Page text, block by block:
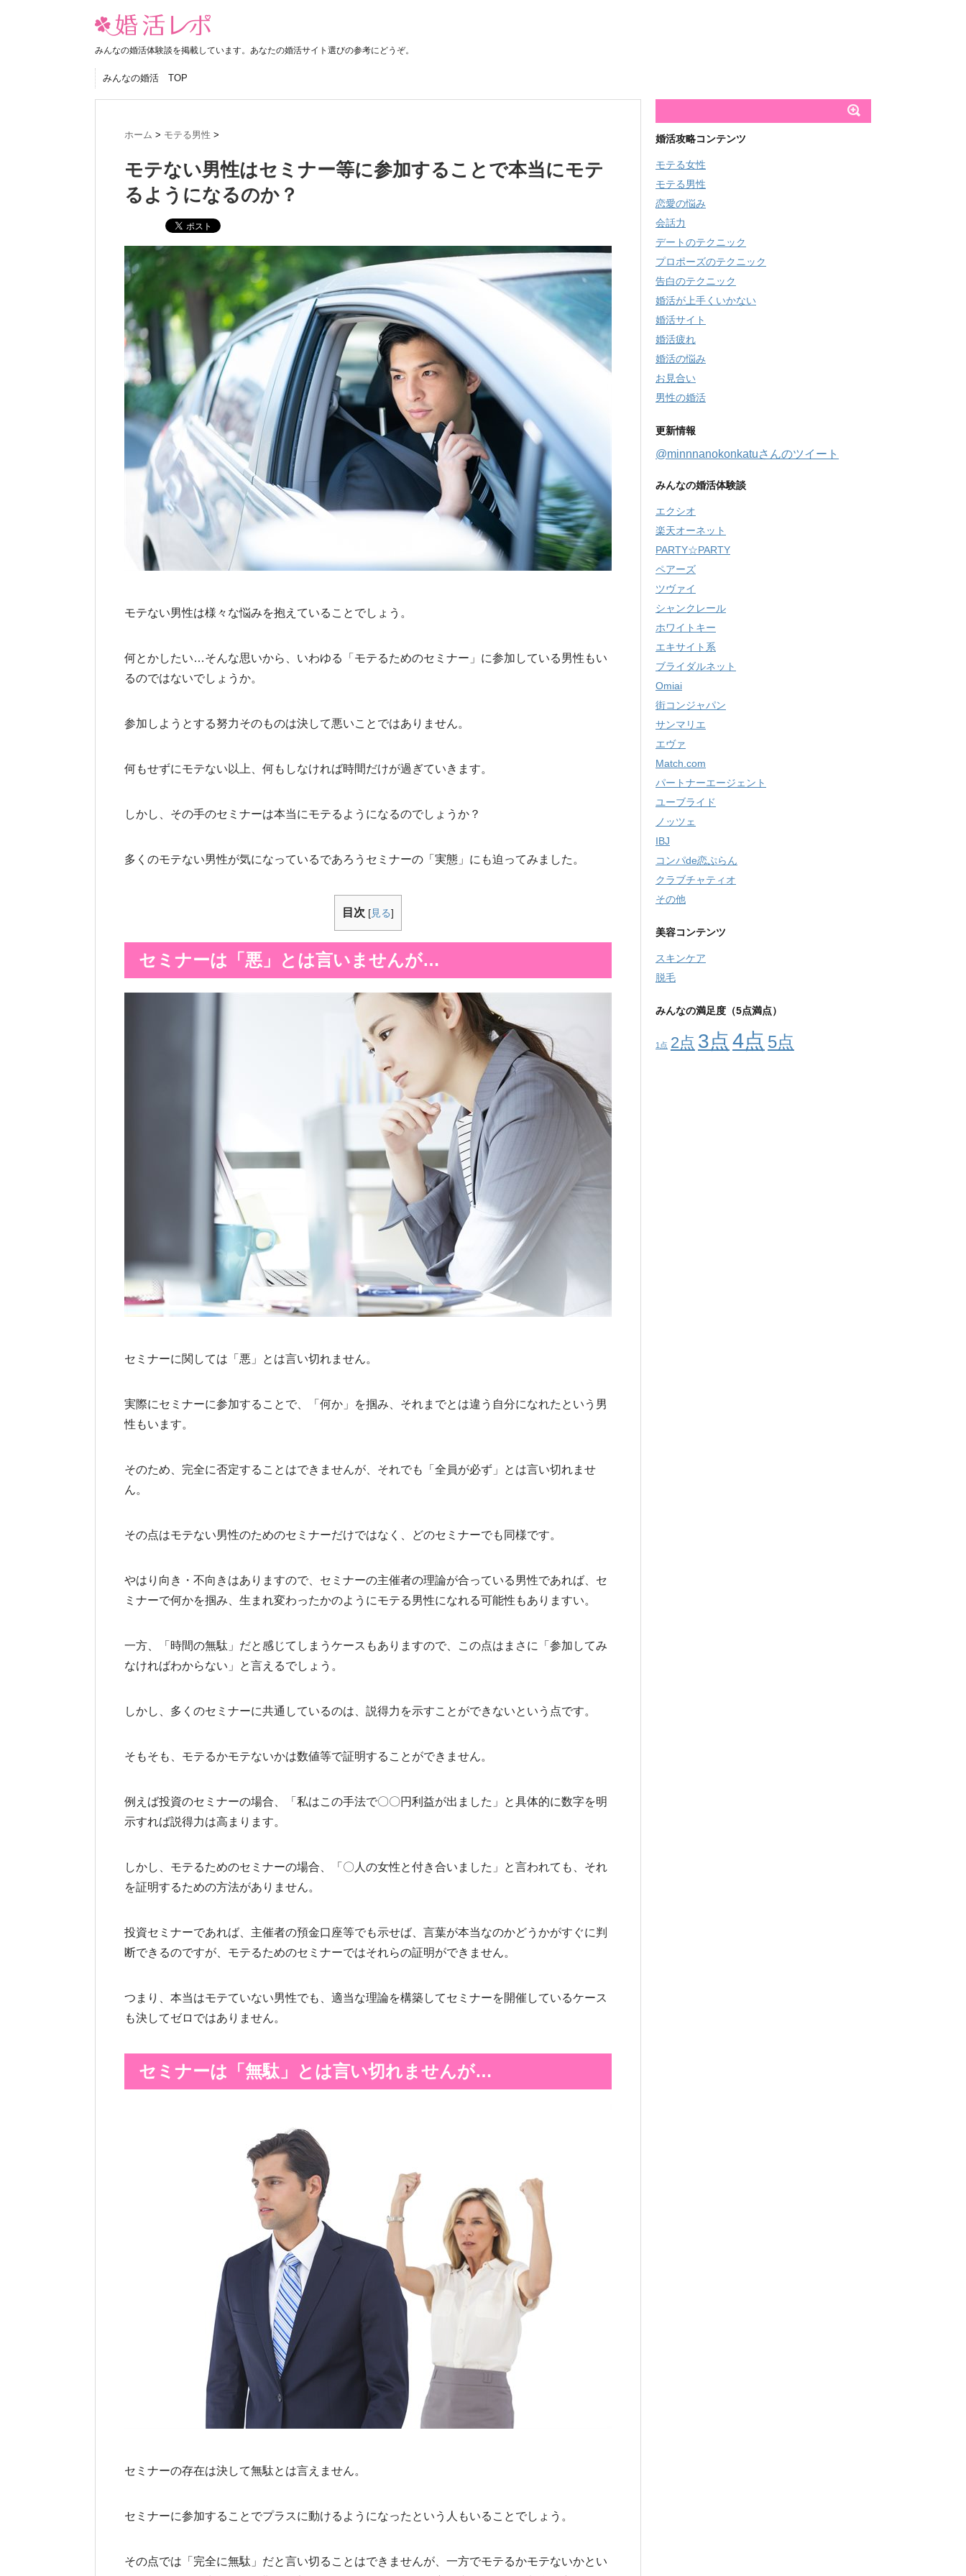
みんなの婚活体験談を掲載しています。あなたの婚活サイト選びの参考にどうぞ。
みんなの婚活 TOP
ホーム > モテる男性 >
モテない男性はセミナー等に参加することで本当にモテ
るようになるのか？
モテない男性は様々な悩みを抱えていることでしょう。
何とかしたい…そんな思いから、いわゆる「モテるためのセミナー」に参加している男性もい
るのではないでしょうか。
参加しようとする努力そのものは決して悪いことではありません。
何もせずにモテない以上、何もしなければ時間だけが過ぎていきます。
しかし、その手のセミナーは本当にモテるようになるのでしょうか？
多くのモテない男性が気になっているであろうセミナーの「実態」にも迫ってみました。
目次 [見る]
セミナーは「悪」とは言いませんが…
セミナーに関しては「悪」とは言い切れません。
実際にセミナーに参加することで、「何か」を掴み、それまでとは違う自分になれたという男
性もいます。
そのため、完全に否定することはできませんが、それでも「全員が必ず」とは言い切れませ
ん。
その点はモテない男性のためのセミナーだけではなく、どのセミナーでも同様です。
やはり向き・不向きはありますので、セミナーの主催者の理論が合っている男性であれば、セ
ミナーで何かを掴み、生まれ変わったかのようにモテる男性になれる可能性もありますい。
一方、「時間の無駄」だと感じてしまうケースもありますので、この点はまさに「参加してみ
なければわからない」と言えるでしょう。
しかし、多くのセミナーに共通しているのは、説得力を示すことができないという点です。
そもそも、モテるかモテないかは数値等で証明することができません。
例えば投資のセミナーの場合、「私はこの手法で〇〇円利益が出ました」と具体的に数字を明
示すれば説得力は高まります。
しかし、モテるためのセミナーの場合、「〇人の女性と付き合いました」と言われても、それ
を証明するための方法がありません。
投資セミナーであれば、主催者の預金口座等でも示せば、言葉が本当なのかどうかがすぐに判
断できるのですが、モテるためのセミナーではそれらの証明ができません。
つまり、本当はモテていない男性でも、適当な理論を構築してセミナーを開催しているケース
も決してゼロではありません。
セミナーは「無駄」とは言い切れませんが…
セミナーの存在は決して無駄とは言えません。
セミナーに参加することでプラスに動けるようになったという人もいることでしょう。
その点では「完全に無駄」だと言い切ることはできませんが、一方でモテるかモテないかとい
婚活攻略コンテンツ
モテる女性
モテる男性
恋愛の悩み
会話力
デートのテクニック
プロポーズのテクニック
告白のテクニック
婚活が上手くいかない
婚活サイト
婚活疲れ
婚活の悩み
お見合い
男性の婚活
更新情報
@minnnanokonkatuさんのツイート
みんなの婚活体験談
エクシオ
楽天オーネット
PARTY☆PARTY
ペアーズ
ツヴァイ
シャンクレール
ホワイトキー
エキサイト系
ブライダルネット
Omiai
街コンジャパン
サンマリエ
エヴァ
Match.com
パートナーエージェント
ユーブライド
ノッツェ
IBJ
コンパde恋ぷらん
クラブチャティオ
その他
美容コンテンツ
スキンケア
脱毛
みんなの満足度（5点満点）
1点 2点 3点4点 5点